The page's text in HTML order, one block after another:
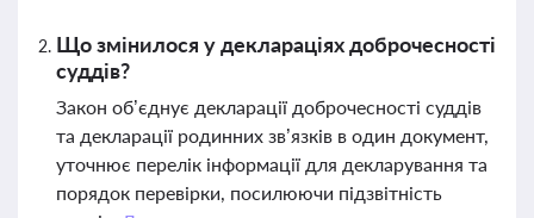
Що змінилося у деклараціях доброчесності
суддів?
Закон об’єднує декларації доброчесності суддів
та декларації родинних зв’язків в один документ,
уточнює перелік інформації для декларування та
порядок перевірки, посилюючи підзвітність